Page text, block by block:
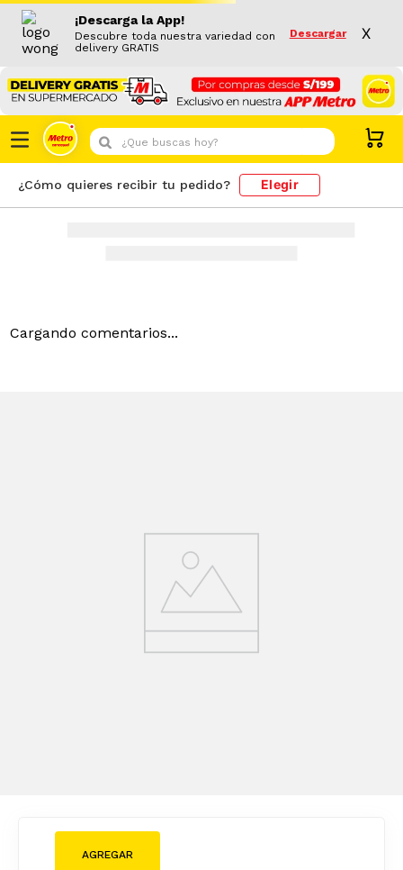
¡Descarga la App!
Descubre toda nuestra variedad con
delivery GRATIS
Descargar X
¿Que buscas hoy?
¿Cómo quieres recibir tu pedido? Elegir
Cargando comentarios...